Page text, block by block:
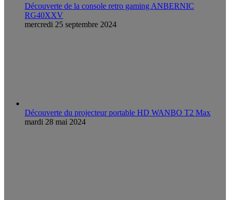
Découverte de la console retro gaming ANBERNIC
RG40XXV
mercredi 25 septembre 2024
Découverte du projecteur portable HD WANBO T2 Max
mardi 28 mai 2024